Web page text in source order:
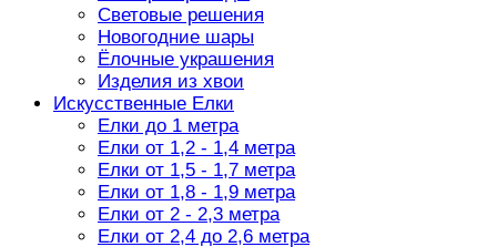
Световые решения
Новогодние шары
Ёлочные украшения
Изделия из хвои
Искусственные Елки
Елки до 1 метра
Елки от 1,2 - 1,4 метра
Елки от 1,5 - 1,7 метра
Елки от 1,8 - 1,9 метра
Елки от 2 - 2,3 метра
Елки от 2,4 до 2,6 метра